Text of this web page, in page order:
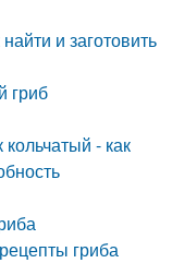
и заготовить
гриб
- как
гриба